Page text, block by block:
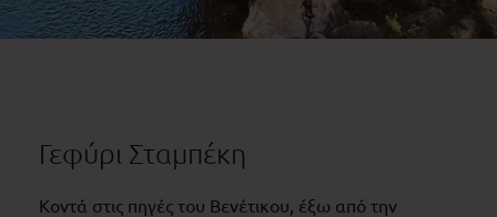
Γεφύρι Σταμπέκη
Κοντά στις πηγές του Βενέτικου, έξω από την